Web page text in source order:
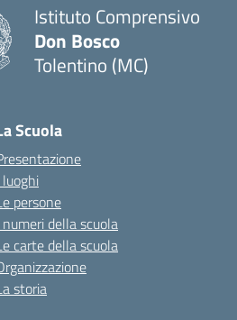
Istituto Comprensivo
Don Bosco
Tolentino (MC)
Scuola
persone
numeri della scuola
carte della scuola
storia